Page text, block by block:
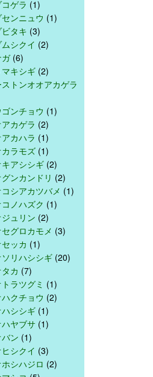
ゲラ (1)
ンニュウ (1)
タキ (3)
シクイ (2)
(6)
キシギ (2)
トンオオアカゲラ
ンチョウ (1)
カゲラ (2)
カハラ (1)
ラモズ (1)
キアシシギ (2)
ンカンドリ (2)
シアカツバメ (1)
ノハズク (1)
ュリン (2)
グロカモメ (3)
ッカ (1)
ソリハシシギ (20)
カ (7)
ラツグミ (1)
クチョウ (2)
シシギ (1)
ヤブサ (1)
ン (1)
シクイ (3)
シハジロ (2)